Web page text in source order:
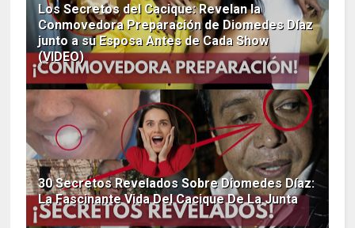
Los Secretos del Cacique: Revelan la
Conmovedora Preparación de Diomedes Díaz
junto a su Esposa Antes de Cada Show
(VIDEO)
30 Secretos Revelados Sobre Diomedes Díaz:
La Fascinante Vida Del Cacique De La Junta